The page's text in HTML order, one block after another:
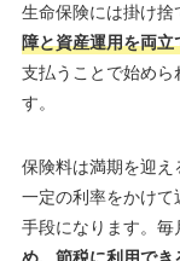
生命保険には掛け捨
障と資産運用を両立
支払うことで始めら
す。
保険料は満期を迎
一定の利率をかけ
手段になります。毎